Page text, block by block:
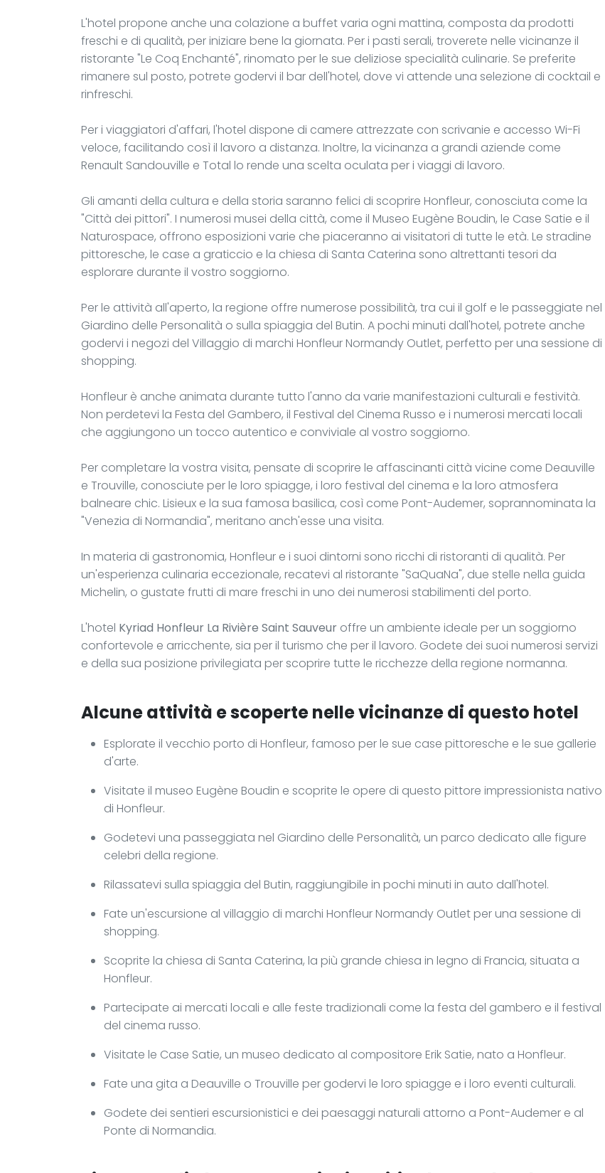
L'hotel propone anche una colazione a buffet varia ogni mattina, composta da prodotti
freschi e di qualità, per iniziare bene la giornata. Per i pasti serali, troverete nelle vicinanze il
ristorante "Le Coq Enchanté", rinomato per le sue deliziose specialità culinarie. Se preferite
rimanere sul posto, potrete godervi il bar dell'hotel, dove vi attende una selezione di cocktail e
rinfreschi.
Per i viaggiatori d'affari, l'hotel dispone di camere attrezzate con scrivanie e accesso Wi-Fi
veloce, facilitando così il lavoro a distanza. Inoltre, la vicinanza a grandi aziende come
Renault Sandouville e Total lo rende una scelta oculata per i viaggi di lavoro.
Gli amanti della cultura e della storia saranno felici di scoprire Honfleur, conosciuta come la
"Città dei pittori". I numerosi musei della città, come il Museo Eugène Boudin, le Case Satie e il
Naturospace, offrono esposizioni varie che piaceranno ai visitatori di tutte le età. Le stradine
pittoresche, le case a graticcio e la chiesa di Santa Caterina sono altrettanti tesori da
esplorare durante il vostro soggiorno.
Per le attività all'aperto, la regione offre numerose possibilità, tra cui il golf e le passeggiate nel
Giardino delle Personalità o sulla spiaggia del Butin. A pochi minuti dall'hotel, potrete anche
godervi i negozi del Villaggio di marchi Honfleur Normandy Outlet, perfetto per una sessione di
shopping.
Honfleur è anche animata durante tutto l'anno da varie manifestazioni culturali e festività.
Non perdetevi la Festa del Gambero, il Festival del Cinema Russo e i numerosi mercati locali
che aggiungono un tocco autentico e conviviale al vostro soggiorno.
Per completare la vostra visita, pensate di scoprire le affascinanti città vicine come Deauville
e Trouville, conosciute per le loro spiagge, i loro festival del cinema e la loro atmosfera
balneare chic. Lisieux e la sua famosa basilica, così come Pont-Audemer, soprannominata la
"Venezia di Normandia", meritano anch'esse una visita.
In materia di gastronomia, Honfleur e i suoi dintorni sono ricchi di ristoranti di qualità. Per
un'esperienza culinaria eccezionale, recatevi al ristorante "SaQuaNa", due stelle nella guida
Michelin, o gustate frutti di mare freschi in uno dei numerosi stabilimenti del porto.
L'hotel Kyriad Honfleur La Rivière Saint Sauveur offre un ambiente ideale per un soggiorno
confortevole e arricchente, sia per il turismo che per il lavoro. Godete dei suoi numerosi servizi
e della sua posizione privilegiata per scoprire tutte le ricchezze della regione normanna.
Alcune attività e scoperte nelle vicinanze di questo hotel
Esplorate il vecchio porto di Honfleur, famoso per le sue case pittoresche e le sue gallerie
d'arte.
Visitate il museo Eugène Boudin e scoprite le opere di questo pittore impressionista nativo
di Honfleur.
Godetevi una passeggiata nel Giardino delle Personalità, un parco dedicato alle figure
celebri della regione.
Rilassatevi sulla spiaggia del Butin, raggiungibile in pochi minuti in auto dall'hotel.
Fate un'escursione al villaggio di marchi Honfleur Normandy Outlet per una sessione di
shopping.
Scoprite la chiesa di Santa Caterina, la più grande chiesa in legno di Francia, situata a
Honfleur.
Partecipate ai mercati locali e alle feste tradizionali come la festa del gambero e il festival
del cinema russo.
Visitate le Case Satie, un museo dedicato al compositore Erik Satie, nato a Honfleur.
Fate una gita a Deauville o Trouville per godervi le loro spiagge e i loro eventi culturali.
Godete dei sentieri escursionistici e dei paesaggi naturali attorno a Pont-Audemer e al
Ponte di Normandia.